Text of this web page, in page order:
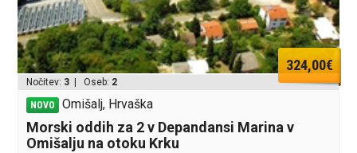
324,00€
Nočitev: 3 | Oseb: 2
NOVO Omišalj, Hrvaška
Morski oddih za 2 v Depandansi Marina v
Omišalju na otoku Krku